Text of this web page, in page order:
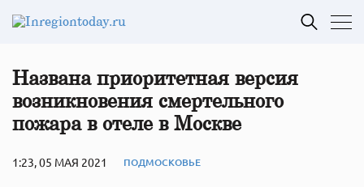
Названа приоритетная версия
возникновения смертельного
пожара в отеле в Москве
1:23, 05 МАЯ 2021 ПОДМОСКОВЬЕ